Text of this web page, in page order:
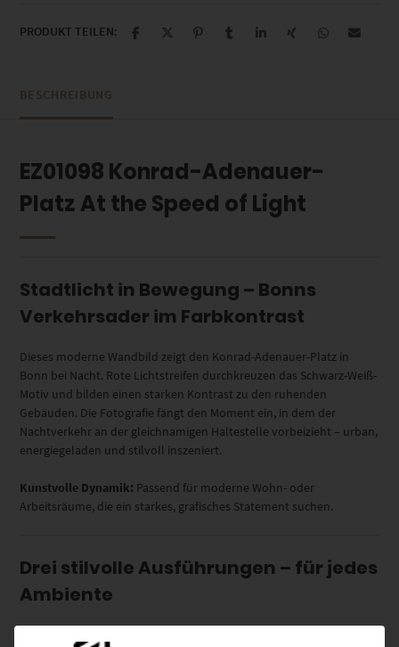
PRODUKT TEILEN:
BESCHREIBUNG
EZ01098 Konrad-Adenauer-
Platz At the Speed of Light
Stadtlicht in Bewegung – Bonns
Verkehrsader im Farbkontrast
Dieses moderne Wandbild zeigt den Konrad-Adenauer-Platz in
Bonn bei Nacht. Rote Lichtstreifen durchkreuzen das Schwarz-Weiß-
Motiv und bilden einen starken Kontrast zu den ruhenden
Gebäuden. Die Fotografie fängt den Moment ein, in dem der
Nachtverkehr an der gleichnamigen Haltestelle vorbeizieht – urban,
energiegeladen und stilvoll inszeniert.
Kunstvolle Dynamik: Passend für moderne Wohn- oder
Arbeitsräume, die ein starkes, grafisches Statement suchen.
Drei stilvolle Ausführungen – für jedes
Ambiente